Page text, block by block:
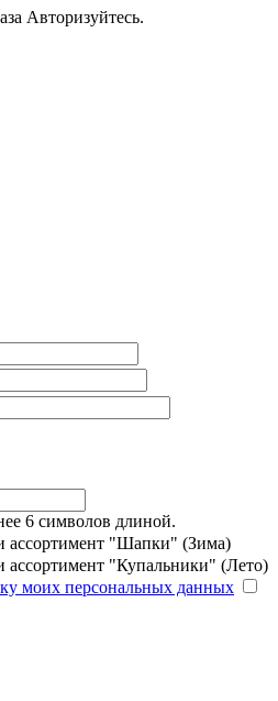
Авторизуйтесь.
6 символов длиной.
ассортимент "Шапки" (Зима)
ассортимент "Купальники" (Лето)
моих персональных данных